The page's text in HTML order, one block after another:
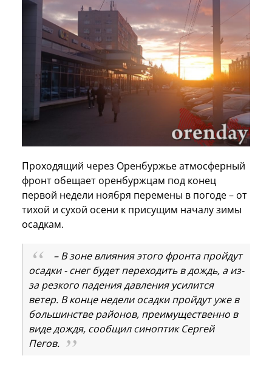
Проходящий через Оренбуржье атмосферный
фронт обещает оренбуржцам под конец
первой недели ноября перемены в погоде – от
тихой и сухой осени к присущим началу зимы
осадкам.
– В зоне влияния этого фронта пройдут
осадки - снег будет переходить в дождь, а из-
за резкого падения давления усилится
ветер. В конце недели осадки пройдут уже в
большинстве районов, преимущественно в
виде дождя, сообщил синоптик Сергей
Пегов.